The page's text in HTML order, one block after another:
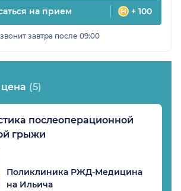
на прием + 100
завтра после 09:00
(5)
послеоперационной
грыжи
Поликлиника РЖД-Медицина
на Ильича